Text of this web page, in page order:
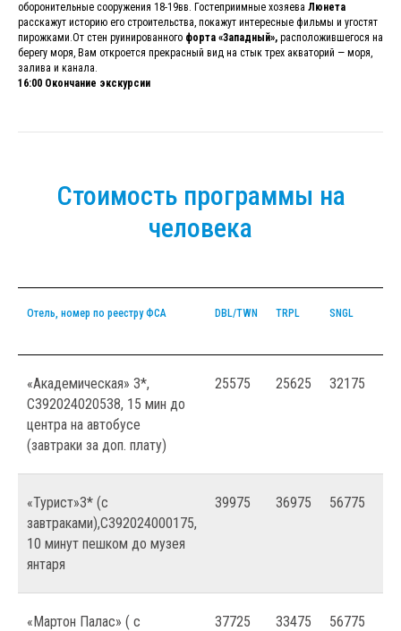
оборонительные сооружения 18-19вв. Гостеприимные хозяева Люнета
расскажут историю его строительства, покажут интересные фильмы и угостят
пирожками.От стен руинированного форта «Западный», расположившегося на
берегу моря, Вам откроется прекрасный вид на стык трех акваторий — моря,
залива и канала.
16:00 Окончание экскурсии
Стоимость программы на
человека
Отель, номер по реестру ФСА DBL/TWN TRPL SNGL
«Академическая» 3*,
С392024020538, 15 мин до
центра на автобусе
(завтраки за доп. плату)
25575 25625 32175
«Турист»3* (с
завтраками),С392024000175,
10 минут пешком до музея
янтаря
39975 36975 56775
«Мартон Палас» ( с
37725 33475 56775